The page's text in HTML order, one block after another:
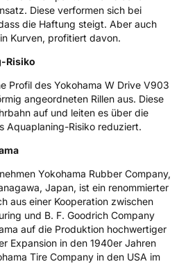
(GPSR)
Europe GmbH, Monschauer Str.
Düsseldorf, Deutschland,
Diese verformen sich bei
die Haftung steigt. Aber auch
Kurven, profitiert davon.
Risiko
Profil des Yokohama W Drive V903
angeordneten Rillen aus. Diese
auf und leiten es über die
Aquaplaning-Risiko reduziert.
Yokohama Rubber Company,
Japan, ist ein renommierter
aus einer Kooperation zwischen
und B. F. Goodrich Company
auf die Produktion hochwertiger
Expansion in den 1940er Jahren
Tire Company in den USA im